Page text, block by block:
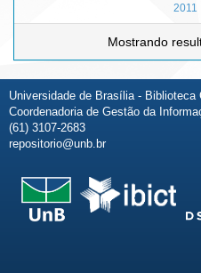
2011
Mostrando
Universidade de Brasília - Biblioteca
Coordenadoria de Gestão da
(61) 3107-2683
repositorio@unb.br